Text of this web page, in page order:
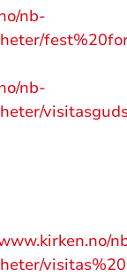
nb-
nb-